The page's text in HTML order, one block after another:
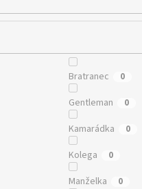
Bratranec 0
Gentleman 0
Kamarádka 0
Kolega 0
Manželka 0